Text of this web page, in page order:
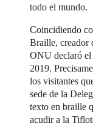
todo el mundo.
Coincidiendo
Braille, creador
ONU declaró
2019.
los visitantes
sede de la
texto en braille
acudir a la